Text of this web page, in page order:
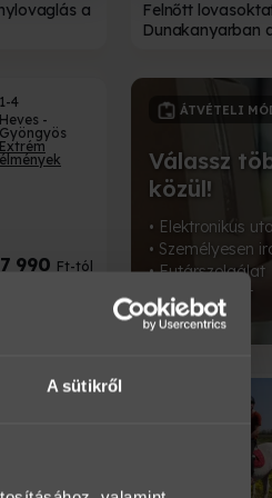
A sütikről
a
Felnőtt
Dunakanyarban
1-4
Heves -
Gyöngyös
Extrém
élmények
990 Ft-tól
mód
Tedd még
Válassz a 18-
közül!